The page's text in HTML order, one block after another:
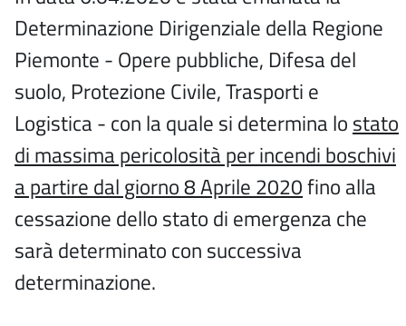
Determinazione Dirigenziale della Regione
Piemonte - Opere pubbliche, Difesa del
suolo, Protezione Civile, Trasporti e
Logistica - con la quale si determina lo stato
di massima pericolosità per incendi boschivi
a partire dal giorno 8 Aprile 2020fino alla
cessazione dello stato di emergenza che
sarà determinato con successiva
determinazione.